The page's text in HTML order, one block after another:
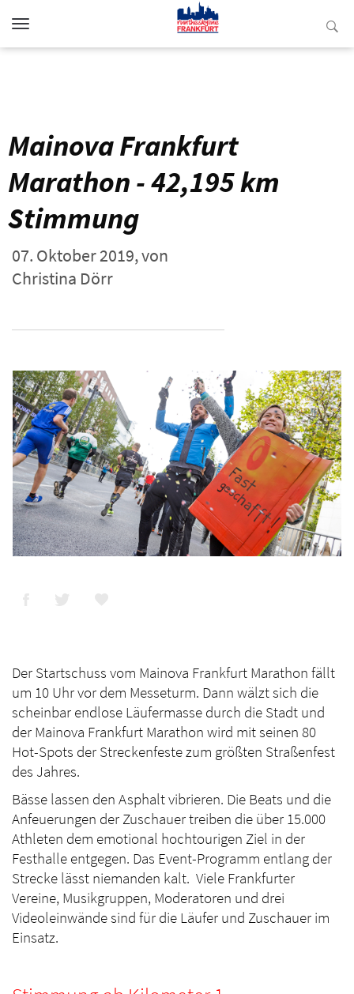
Toggle
navigation
Mainova Frankfurt
Marathon - 42,195 km
Stimmung
07. Oktober 2019,von
Christina Dörr
Der Startschuss vom Mainova Frankfurt Marathon fällt
um 10 Uhr vor dem Messeturm. Dann wälzt sich die
scheinbar endlose Läufermasse durch die Stadt und
der Mainova Frankfurt Marathon wird mit seinen 80
Hot-Spots der Streckenfeste zum größten Straßenfest
des Jahres.
Bässe lassen den Asphalt vibrieren. Die Beats und die
Anfeuerungen der Zuschauer treiben die über 15.000
Athleten dem emotional hochtourigen Ziel in der
Festhalle entgegen. Das Event-Programm entlang der
Strecke lässt niemanden kalt. Viele Frankfurter
Vereine, Musikgruppen, Moderatoren und drei
Videoleinwände sind für die Läufer und Zuschauer im
Einsatz.